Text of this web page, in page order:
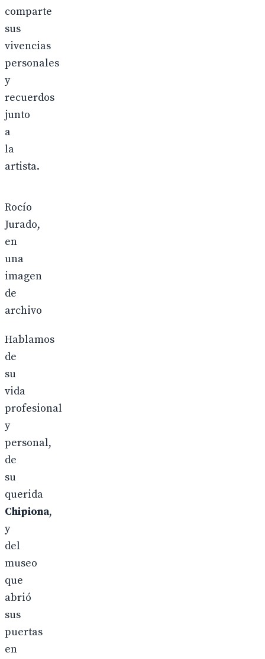
comparte
sus
vivencias
personales
y
recuerdos
junto
a
la
artista.
Rocío
Jurado,
en
una
imagen
de
archivo
Hablamos
de
su
vida
profesional
y
personal,
de
su
querida
Chipiona,
y
del
museo
que
abrió
sus
puertas
en